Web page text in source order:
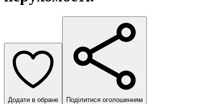
Додати в обране Поділитися оголошенням